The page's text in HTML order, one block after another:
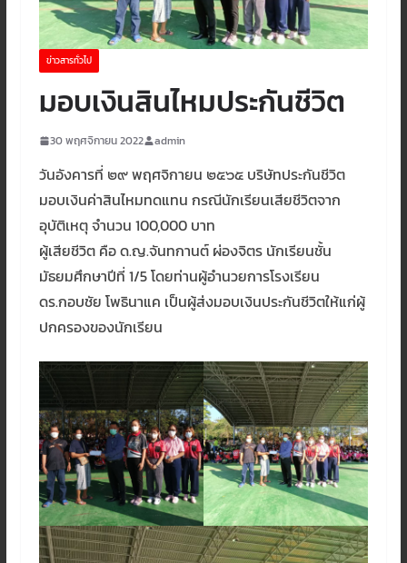
ข่าวสารทั่วไป
มอบเงินสินไหมประกันชีวิต
30 พฤศจิกายน 2022 admin
วันอังคารที่ ๒๙ พฤศจิกายน ๒๕๖๕ บริษัทประกันชีวิต
มอบเงินค่าสินไหมทดแทน กรณีนักเรียนเสียชีวิตจาก
อุบัติเหตุ จำนวน 100,000 บาท
ผู้เสียชีวิต คือ ด.ญ.จันทกานต์ ผ่องจิตร นักเรียนชั้น
มัธยมศึกษาปีที่ 1/5 โดยท่านผู้อำนวยการโรงเรียน
ดร.กอบชัย โพธินาแค เป็นผู้ส่งมอบเงินประกันชีวิตให้แก่ผู้
ปกครองของนักเรียน